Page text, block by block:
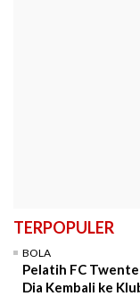
TERPOPULER
BOLA
Pelatih FC
Dia Kembali ke